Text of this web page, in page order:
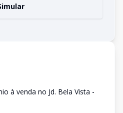
à venda no Jd. Bela Vista -